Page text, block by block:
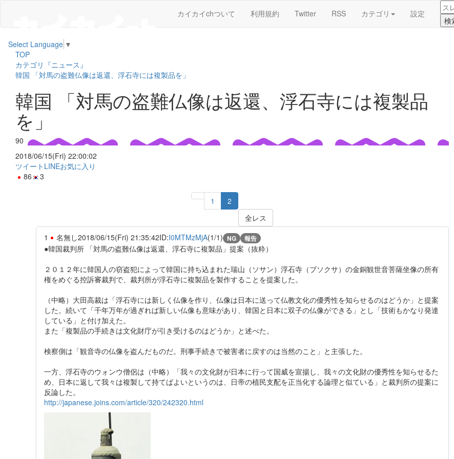
カイカイchついて 利用規約 Twitter RSS カテゴリ 設定
Select Language ▼
TOP
カテゴリ『ニュース』
韓国 「対馬の盗難仏像は返還、浮石寺には複製品を」
韓国 「対馬の盗難仏像は返還、浮石寺には複製品
を」
90
2018/06/15(Fri) 22:00:02
ツイート LINEお気に入り
86
3
1
2
全レス
1
名無し2018/06/15(Fri) 21:35:42ID:I0MTMzMjA(1/1) NG 報告
●韓国裁判所 「対馬の盗難仏像は返還、浮石寺に複製品」提案（抜粋）
２０１２年に韓国人の窃盗犯によって韓国に持ち込まれた瑞山（ソサン）浮石寺（ブソクサ）の金銅観世音菩薩坐像の所有
権をめぐる控訴審裁判で、裁判所が浮石寺に複製品を製作することを提案した。
（中略）大田高裁は「浮石寺には新しく仏像を作り、仏像は日本に送って仏教文化の優秀性を知らせるのはどうか」と提案
した。続いて「千年万年が過ぎれば新しい仏像も意味があり、韓国と日本に双子の仏像ができる」とし「技術もかなり発達
している」と付け加えた。
また「複製品の手続きは文化財庁が引き受けるのはどうか」と述べた。
検察側は「観音寺の仏像を盗んだものだ。刑事手続きで被害者に戻すのは当然のこと」と主張した。
一方、浮石寺のウォンウ僧侶は（中略）「我々の文化財が日本に行って国威を宣揚し、我々の文化財の優秀性を知らせるた
め、日本に返して我々は複製して持てばよいというのは、日帝の植民支配を正当化する論理と似ている」と裁判所の提案に
反論した。
http://japanese.joins.com/article/320/242320.html